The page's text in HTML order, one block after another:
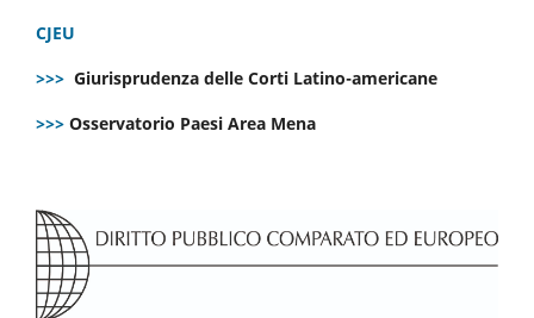
CJEU
>>> Giurisprudenza delle Corti Latino-americane
>>> Osservatorio Paesi Area Mena